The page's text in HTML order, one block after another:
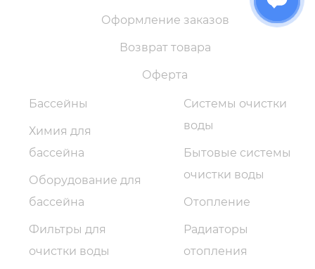
Оформление заказов
Возврат товара
Оферта
Бассейны
Химия для
бассейна
Оборудование для
бассейна
Фильтры для
очистки воды
Системы очистки
воды
Бытовые системы
очистки воды
Отопление
Радиаторы
отопления